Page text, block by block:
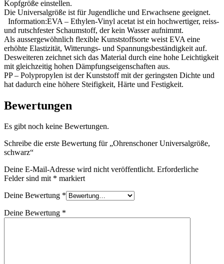
Kopfgröße einstellen.
Die Universalgröße ist für Jugendliche und Erwachsene geeignet.
Information:EVA – Ethylen-Vinyl acetat ist ein hochwertiger, reiss-
und rutschfester Schaumstoff, der kein Wasser aufnimmt.
Als aussergewöhnlich flexible Kunststoffsorte weist EVA eine
erhöhte Elastizität, Witterungs- und Spannungsbeständigkeit auf.
Desweiteren zeichnet sich das Material durch eine hohe Leichtigkeit
mit gleichzeitig hohen Dämpfungseigenschaften aus.
PP – Polypropylen ist der Kunststoff mit der geringsten Dichte und
hat dadurch eine höhere Steifigkeit, Härte und Festigkeit.
Bewertungen
Es gibt noch keine Bewertungen.
Schreibe die erste Bewertung für „Ohrenschoner Universalgröße,
schwarz“
Deine E-Mail-Adresse wird nicht veröffentlicht. Erforderliche
Felder sind mit * markiert
Deine Bewertung *
Deine Bewertung *